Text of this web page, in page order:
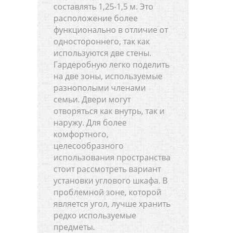
составлять 1,25-1,5 м. Это
расположение более
функционально в отличие от
одностороннего, так как
используются две стены.
Гардеробную легко поделить
на две зоны, используемые
разнополыми членами
семьи. Двери могут
отворяться как внутрь, так и
наружу. Для более
комфортного,
целесообразного
использования пространства
стоит рассмотреть вариант
установки углового шкафа. В
проблемной зоне, которой
является угол, лучше хранить
редко используемые
предметы.